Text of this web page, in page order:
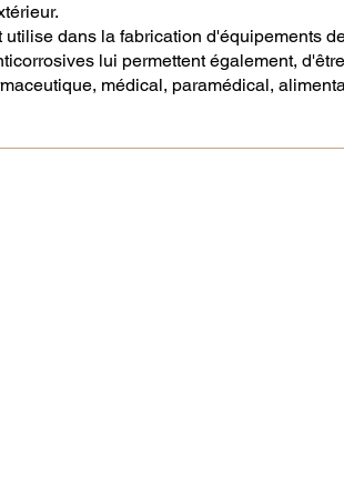
utilise dans la fabrication d'équipements
lui permettent également,
médical, paramédical,